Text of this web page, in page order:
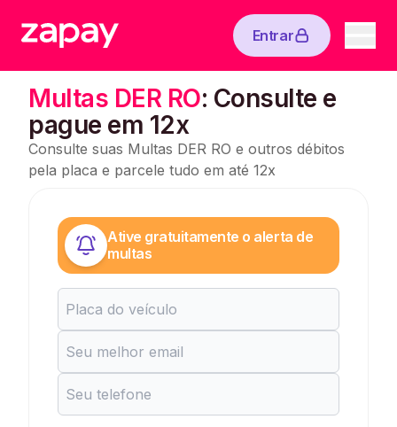
Entrar
Multas DER RO: Consulte e
pague em 12x
Consulte suas Multas DER RO e outros débitos
pela placa e parcele tudo em até 12x
Ative gratuitamente o alerta de
multas